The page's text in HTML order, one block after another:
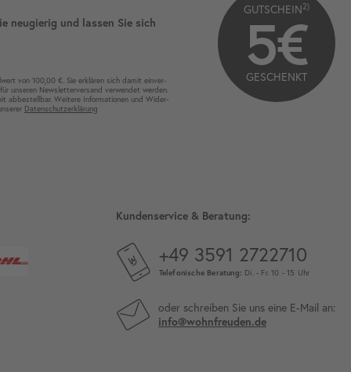
neugierig und lassen Sie sich
von 100,00 €. Sie erklären sich damit ein­ver­
unseren News­letter­versand ver­wen­det werden.
ab­bestel­lbar. Weitere Infor­mationen und Wider­
Daten­schutz­erklärung
GUTSCHEIN2)
5€
GESCHENKT
Kundenservice & Beratung:
+49 3591 2722710
Telefonische Beratung: Di. - Fr. 10 - 15 Uhr
oder schreiben Sie uns eine E-Mail an:
info@wohnfreuden.de